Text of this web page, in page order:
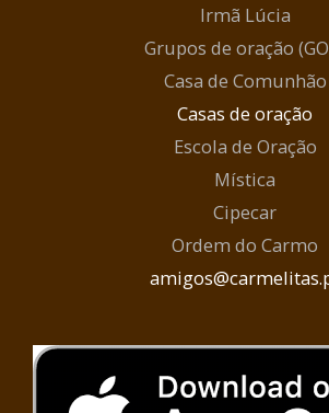
Irmã Lúcia
Grupos de oração
Casa de Comunhão
Casas de oração
Escola de Oração
Mística
Cipecar
Ordem do Carmo